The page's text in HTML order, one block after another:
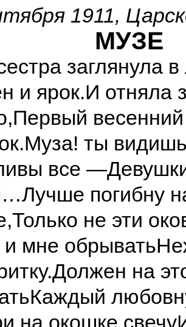
1911,
МУЗЕ
заглянула
и ярок.И отняла
Первый весенний
Муза! ты
все —
Лучше погибну
Только не эти
и мне обрывать
Должен на
Каждый
на окошке свечу